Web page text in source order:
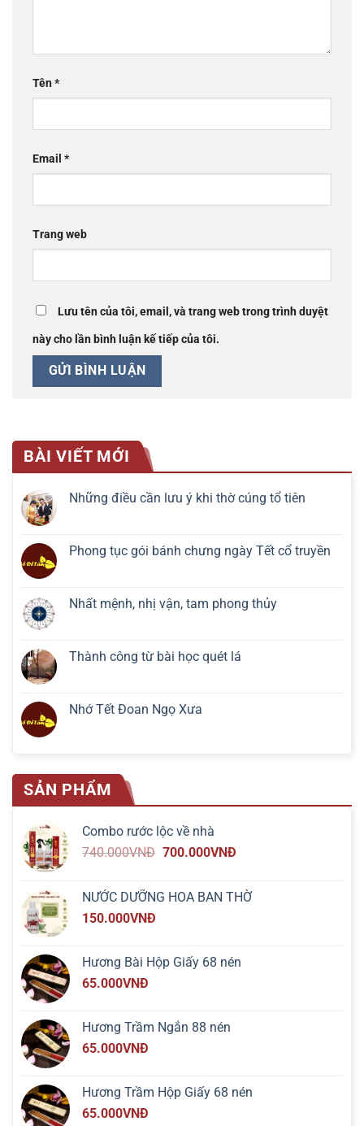
Tên*
Email *
Trang web
Lưu tên của tôi, email, và trang web trong trình duyệt
này cho lần bình luận kế tiếp của tôi.
BÀI VIẾT MỚI
Những điều cần lưu ý khi thờ cúng tổ tiên
Phong tục gói bánh chưng ngày Tết cổ truyền
Nhất mệnh, nhị vận, tam phong thủy
Thành công từ bài học quét lá
Nhớ Tết Đoan Ngọ Xưa
SẢN PHẨM
Combo rước lộc về nhà
740.000VNĐ 700.000VNĐ
NƯỚC DƯỠNG HOA BAN THỜ
150.000VNĐ
Hương Bài Hộp Giấy 68 nén
65.000VNĐ
Hương Trầm Ngắn 88 nén
65.000VNĐ
Hương Trầm Hộp Giấy 68 nén
65.000VNĐ